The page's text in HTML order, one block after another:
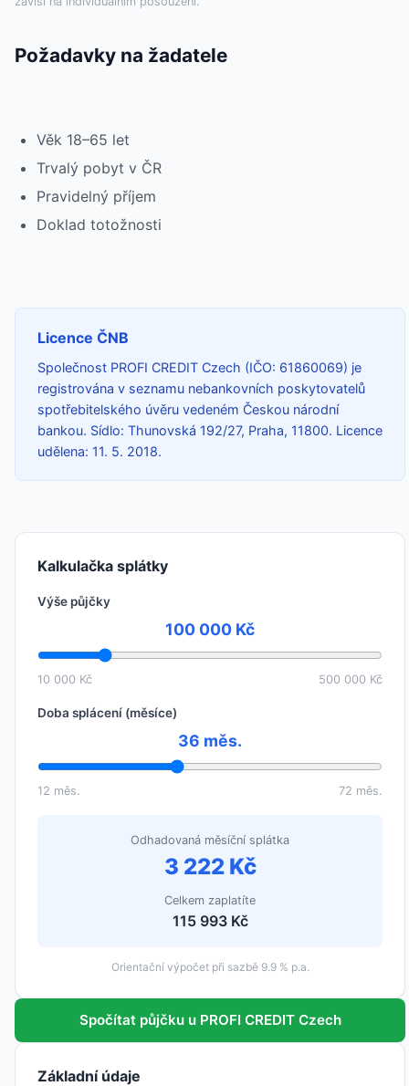
Požadavky na žadatele
Věk 18–65 let
Trvalý pobyt v ČR
Pravidelný příjem
Doklad totožnosti
Licence ČNB
Společnost PROFI CREDIT Czech (IČO: 61860069) je
registrována v seznamu nebankovních poskytovatelů
spotřebitelského úvěru vedeném Českou národní
bankou. Sídlo: Thunovská 192/27, Praha, 11800. Licence
udělena: 11. 5. 2018.
Kalkulačka splátky
Výše půjčky
100 000 Kč
10 000 Kč 500 000 Kč
Doba splácení (měsíce)
36 měs.
12 měs. 72 měs.
Odhadovaná měsíční splátka
3 222 Kč
Celkem zaplatíte
115 993 Kč
Orientační výpočet při sazbě 9.9 % p.a.
Spočítat půjčku u PROFI CREDIT Czech
Základní údaje